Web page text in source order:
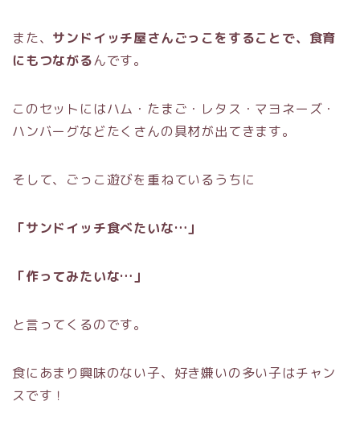
また、 サンドイッチ屋さんごっこをすることで、食育
にもつながるんです。
このセットにはハム・たまご・レタス・マヨネーズ・
ハンバーグなどたくさんの具材が出てきます。
そして、ごっこ遊びを重ねているうちに
「サンドイッチ食べたいな…」
「作ってみたいな…」
と言ってくるのです。
食にあまり興味のない子、好き嫌いの多い子はチャン
スです！